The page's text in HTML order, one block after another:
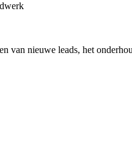
nieuwe leads, het